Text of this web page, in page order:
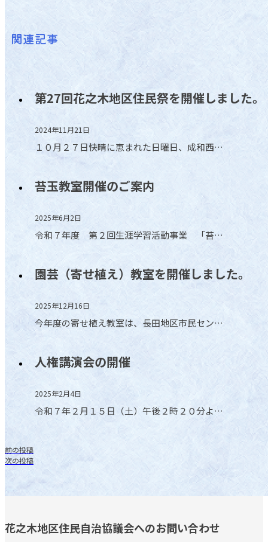
関連記事
第27回花之木地区住民祭を開催しました。
2024年11月21日
１０月２７日快晴に恵まれた日曜日、成和西…
苔玉教室開催のご案内
2025年6月2日
令和７年度 第２回生涯学習活動事業 「苔…
園芸（寄せ植え）教室を開催しました。
2025年12月16日
今年度の寄せ植え教室は、長田地区市民セン…
人権講演会の開催
2025年2月4日
令和７年２月１５日（土）午後２時２０分よ…
前の投稿
次の投稿
花之木地区住民自治協議会へのお問い合わせ